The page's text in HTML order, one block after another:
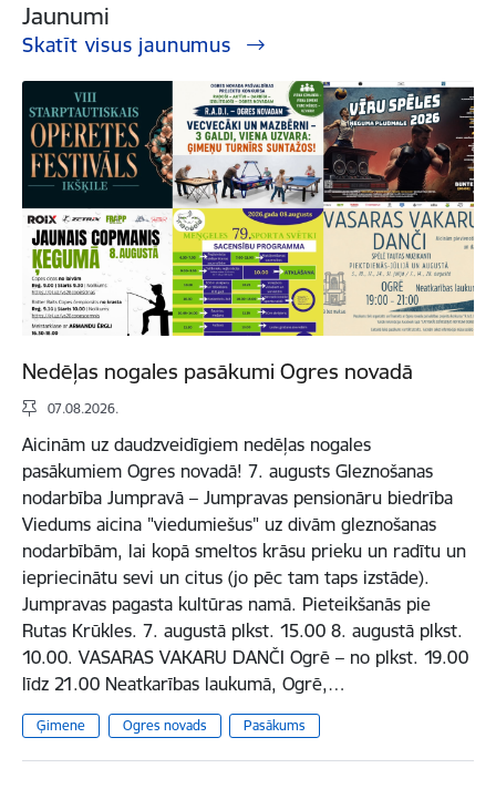
Jaunumi
Skatīt visus jaunumus
Nedēļas nogales pasākumi Ogres novadā
07.08.2026.
Aicinām uz daudzveidīgiem nedēļas nogales
pasākumiem Ogres novadā! 7. augusts Gleznošanas
nodarbība Jumpravā – Jumpravas pensionāru biedrība
Viedums aicina "viedumiešus" uz divām gleznošanas
nodarbībām, lai kopā smeltos krāsu prieku un radītu un
iepriecinātu sevi un citus (jo pēc tam taps izstāde).
Jumpravas pagasta kultūras namā. Pieteikšanās pie
Rutas Krūkles. 7. augustā plkst. 15.00 8. augustā plkst.
10.00. VASARAS VAKARU DANČI Ogrē – no plkst. 19.00
līdz 21.00 Neatkarības laukumā, Ogrē,…
Ģimene Ogres novads Pasākums